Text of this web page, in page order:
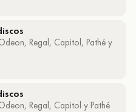
Regal, Capitol, Pathé y
Regal, Capitol y Pathé